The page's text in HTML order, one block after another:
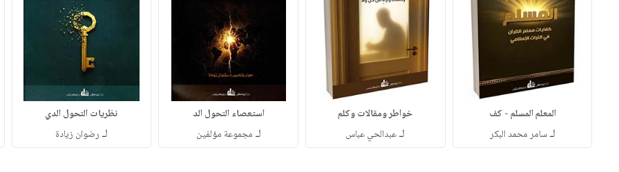
المعلم المسلم - كف
لـسامر محمد البكر
خواطر ومقالات وكلم
لـعبدالحي عباس
استعصاء التحول الد
لـ مجموعة مؤلفين
نظريات التحول الدي
لـ رضوان زيادة